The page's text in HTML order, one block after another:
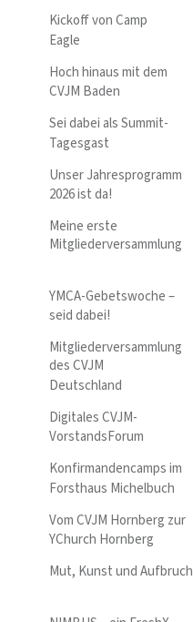
Kickoff von Camp
Eagle
Hoch hinaus mit dem
CVJM Baden
Sei dabei als Summit-
Tagesgast
Unser Jahresprogramm
2026 ist da!
Meine erste
Mitgliederversammlung
YMCA-Gebetswoche –
seid dabei!
Mitgliederversammlung
des CVJM
Deutschland
Digitales CVJM-
VorstandsForum
Konfirmandencamps im
Forsthaus Michelbuch
Vom CVJM Hornberg zur
YChurch Hornberg
Mut, Kunst und Aufbruch